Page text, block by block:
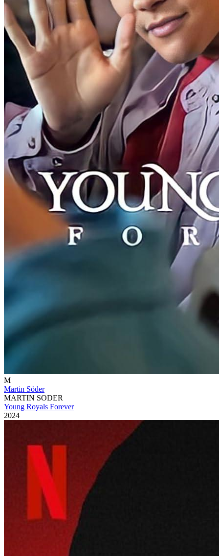
M
Martin Söder
MARTIN SODER
Young Royals Forever
2024